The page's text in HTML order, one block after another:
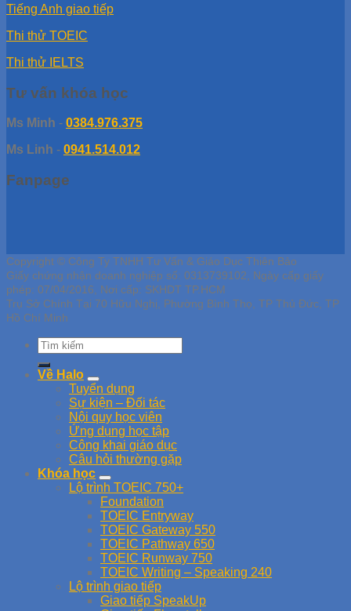
Tiếng Anh giao tiếp
Thi thử TOEIC
Thi thử IELTS
Tư vấn khóa học
Ms Minh - 0384.976.375
Ms Linh - 0941.514.012
Fanpage
Copyright © Công Ty TNHH Tư Vấn & Giáo Dục Thiên Bảo
Giấy chứng nhận doanh nghiệp số: 0313739102, Ngày cấp giấy
phép: 07/04/2016, Nơi cấp: SKHDT TP.HCM
Trụ Sở Chính Tại 70 Hữu Nghị, Phường Bình Thọ, TP Thủ Đức, TP
Hồ Chí Minh
Về Halo
Tuyển dụng
Sự kiện – Đối tác
Nội quy học viên
Ứng dụng học tập
Công khai giáo dục
Câu hỏi thường gặp
Khóa học
Lộ trình TOEIC 750+
Foundation
TOEIC Entryway
TOEIC Gateway 550
TOEIC Pathway 650
TOEIC Runway 750
TOEIC Writing – Speaking 240
Lộ trình giao tiếp
Giao tiếp SpeakUp